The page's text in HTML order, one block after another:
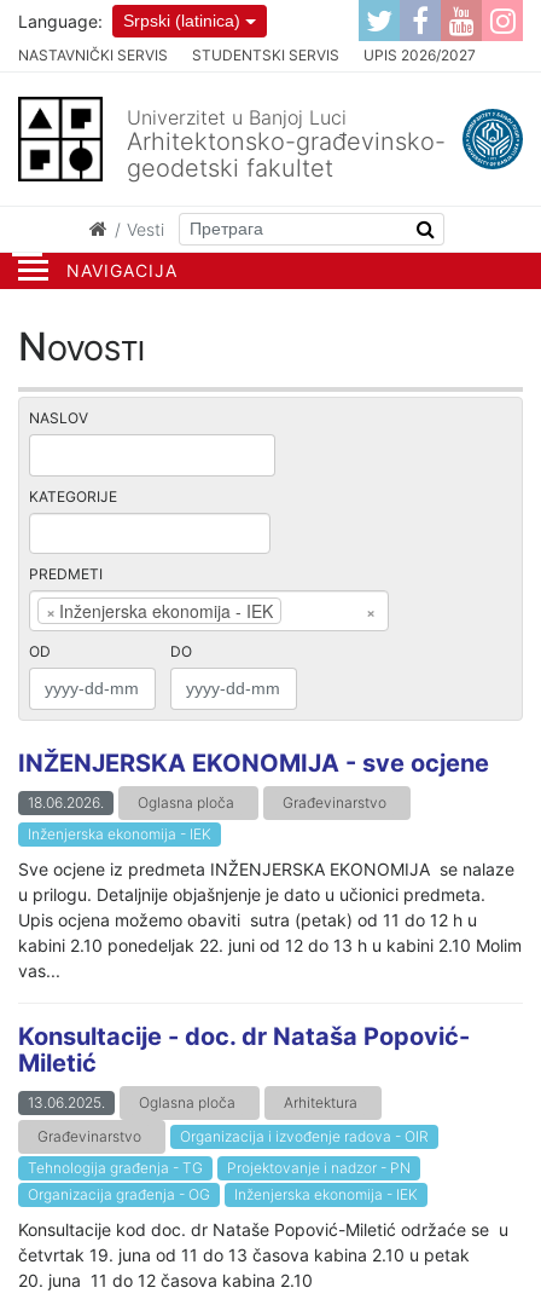
NAVIGACIJA
NASTAVNIČKI SERVIS STUDENTSKI SERVIS UPIS 2026/2027
Language: Srpski (latinica)
Univerzitet u Banjoj Luci
Arhitektonsko-građevinsko-
geodetski fakultet
Vesti
Novosti
NASLOV
KATEGORIJE
PREDMETI
×
× Inženjerska ekonomija - IEK
OD DO
INŽENJERSKA EKONOMIJA - sve ocjene
18.06.2026. Oglasna ploča
Građevinarstvo
Inženjerska ekonomija - IEK
Sve ocjene iz predmeta INŽENJERSKA EKONOMIJA se nalaze
u prilogu. Detaljnije objašnjenje je dato u učionici predmeta.
Upis ocjena možemo obaviti sutra (petak) od 11 do 12 h u
kabini 2.10 ponedeljak 22. juni od 12 do 13 h u kabini 2.10 Molim
vas...
Konsultacije - doc. dr Nataša Popović-
Miletić
13.06.2025. Oglasna ploča
Arhitektura
Građevinarstvo
Organizacija i izvođenje radova - OIR
Tehnologija građenja - TG
Projektovanje i nadzor - PN
Organizacija građenja - OG
Inženjerska ekonomija - IEK
Konsultacije kod doc. dr Nataše Popović-Miletić održaće se u
četvrtak 19. juna od 11 do 13 časova kabina 2.10 u petak
20. juna 11 do 12 časova kabina 2.10